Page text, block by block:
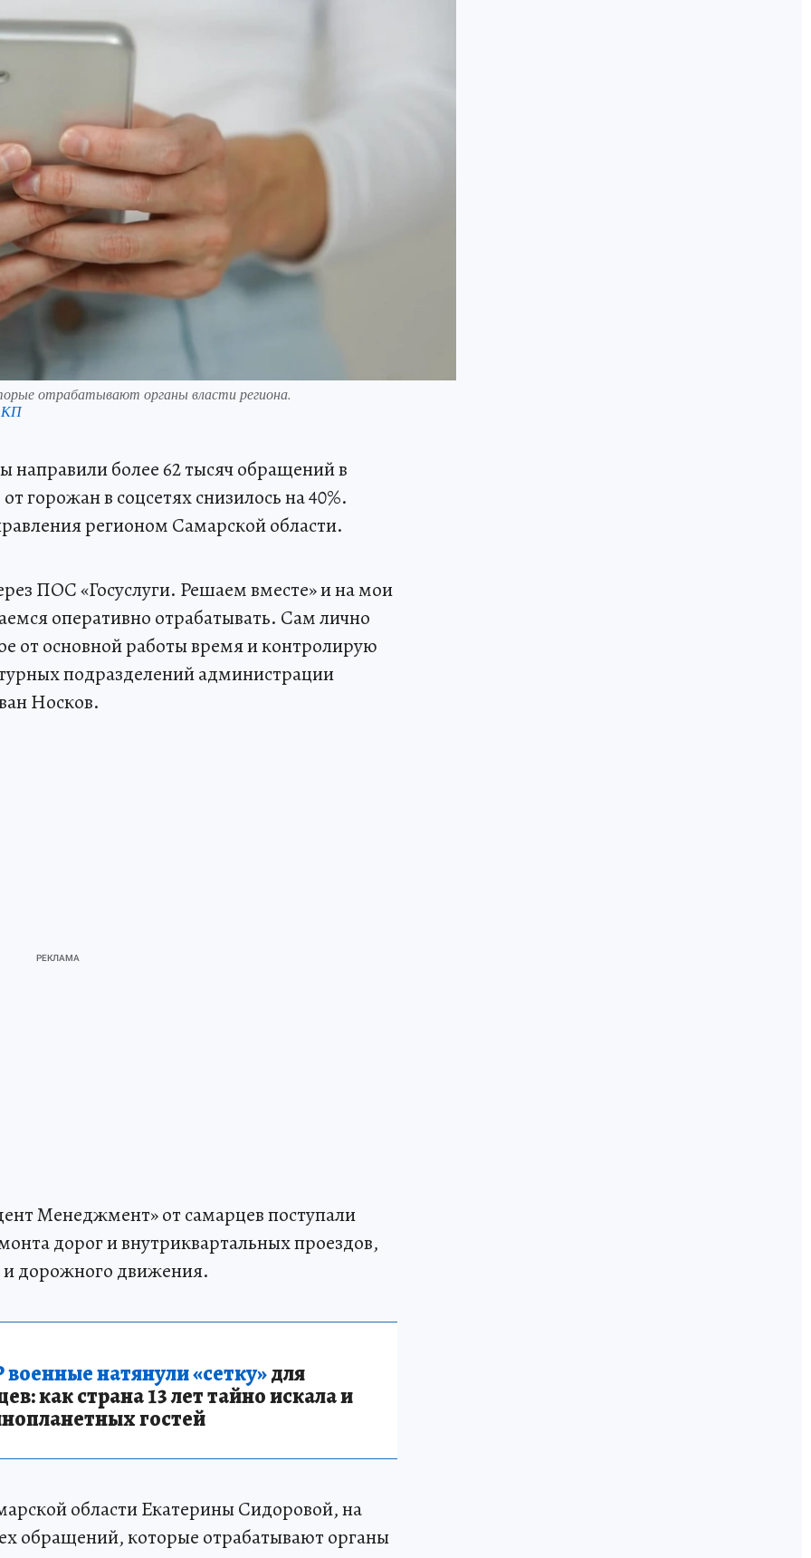
отрабатывают органы власти региона.
КП
направили более 62 тысяч обращений в
горожан в соцсетях снизилось на 40%.
регионом Самарской области.
ПОС «Госуслуги. Решаем вместе» и на мои
оперативно отрабатывать. Сам лично
от основной работы время и контролирую
подразделений администрации
Носков.
Менеджмент» от самарцев поступали
дорог и внутриквартальных проездов,
и дорожного движения.
натянули «сетку»для
как страна 13 лет тайно искала и
гостей
области Екатерины Сидоровой, на
обращений, которые отрабатывают органы